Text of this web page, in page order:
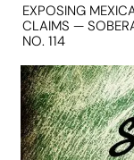
EXPOSING
CLAIMS —
NO. 114